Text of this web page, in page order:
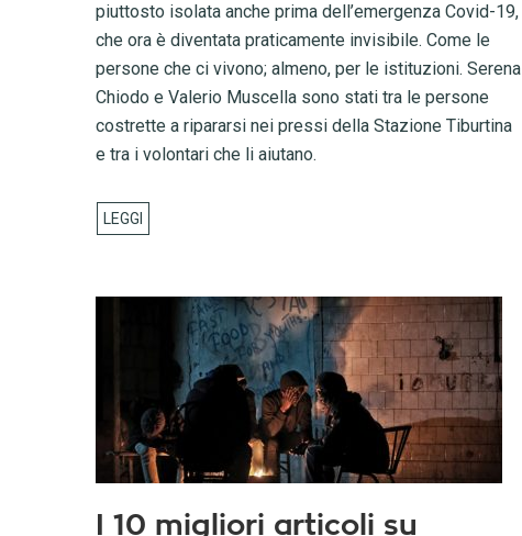
piuttosto isolata anche prima dell’emergenza Covid-19,
che ora è diventata praticamente invisibile. Come le
persone che ci vivono; almeno, per le istituzioni. Serena
Chiodo e Valerio Muscella sono stati tra le persone
costrette a ripararsi nei pressi della Stazione Tiburtina
e tra i volontari che li aiutano.
I 10 migliori articoli su